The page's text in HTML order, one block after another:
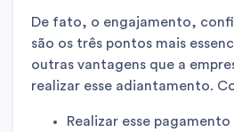
De fato, o engajamento,
são os três pontos mais
outras vantagens que a
realizar esse adiantamento.
Realizar esse